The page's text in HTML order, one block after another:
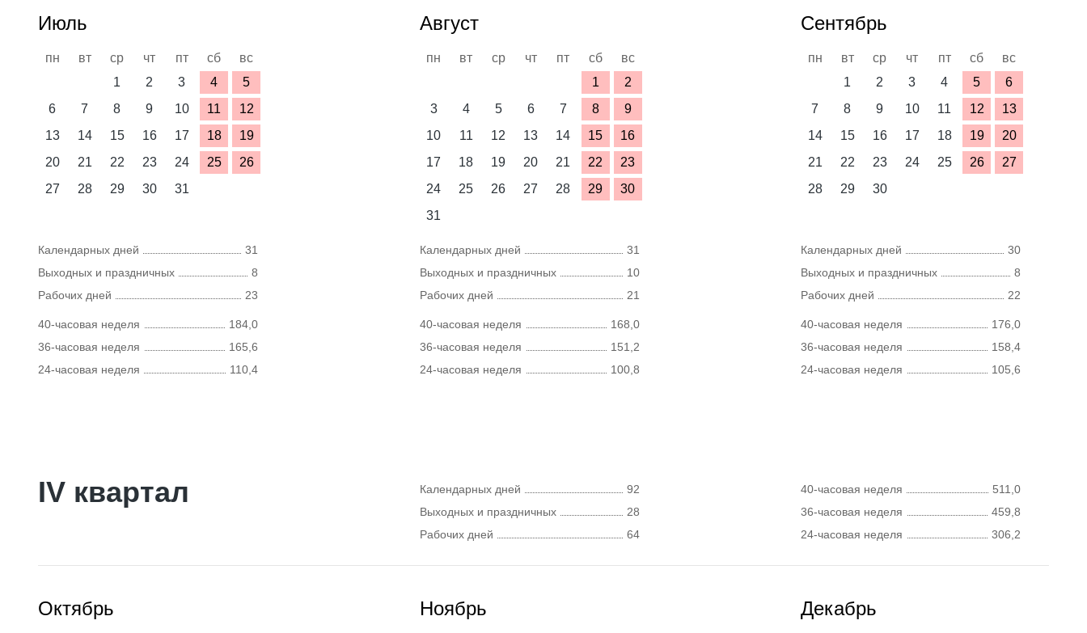
Июль
пн вт ср чт пт сб
вс
1
2 3 4
5
6
7 8 9 10 11
12
13
14 15 16 17 18
19
20
21 22 23 24 25
26
27
28 29 30 31
Календарных дней
31
Выходных и праздничных
8
Рабочих дней
23
40-часовая неделя
184,0
36-часовая неделя
165,6
24-часовая неделя
110,4
Август
пн вт ср чт пт сб
вс
1
2
3
4 5 6 7 8
9
10
11 12 13 14 15
16
17
18 19 20 21 22
23
24
25 26 27 28 29
30
31
Календарных дней
31
Выходных и праздничных
10
Рабочих дней
21
40-часовая неделя
168,0
36-часовая неделя
151,2
24-часовая неделя
100,8
Сентябрь
пн вт ср чт пт сб
вс
1
2 3 4 5
6
7
8 9 10 11 12
13
14
15 16 17 18 19
20
21
22 23 24 25 26
27
28
29 30
Календарных дней
30
Выходных и праздничных
8
Рабочих дней
22
40-часовая неделя
176,0
36-часовая неделя
158,4
24-часовая неделя
105,6
IV квартал Календарных дней
92
Выходных и праздничных
28
Рабочих дней
64
40-часовая неделя
511,0
36-часовая неделя
459,8
24-часовая неделя
306,2
Октябрь Ноябрь Декабрь